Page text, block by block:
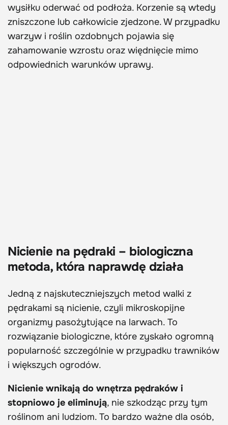
wysiłku oderwać od podłoża. Korzenie są wtedy
zniszczone lub całkowicie zjedzone. W przypadku
warzyw i roślin ozdobnych pojawia się
zahamowanie wzrostu oraz więdnięcie mimo
odpowiednich warunków uprawy.
Nicienie na pędraki – biologiczna
metoda, która naprawdę działa
Jedną z najskuteczniejszych metod walki z
pędrakami są nicienie, czyli mikroskopijne
organizmy pasożytujące na larwach. To
rozwiązanie biologiczne, które zyskało ogromną
popularność szczególnie w przypadku trawników
i większych ogrodów.
Nicienie wnikają do wnętrza pędraków i
stopniowo je eliminują, nie szkodząc przy tym
roślinom ani ludziom. To bardzo ważne dla osób,